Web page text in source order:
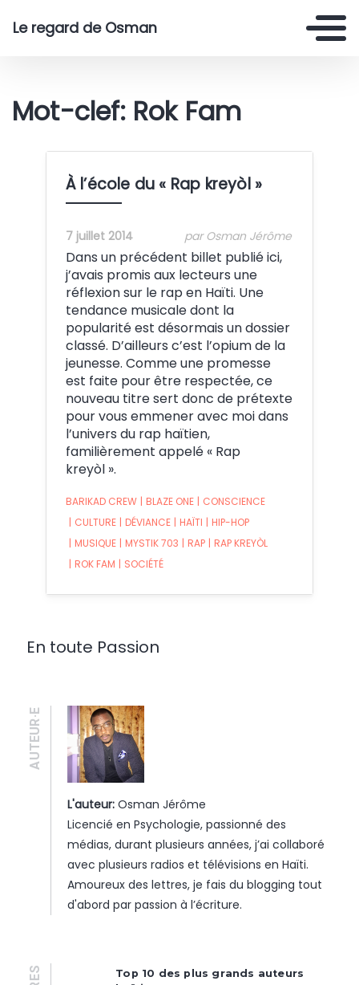
Le regard de Osman
Mot-clef: Rok Fam
À l’école du « Rap kreyòl »
7 juillet 2014 par Osman Jérôme
Dans un précédent billet publié ici,
j’avais promis aux lecteurs une
réflexion sur le rap en Haïti. Une
tendance musicale dont la
popularité est désormais un dossier
classé. D’ailleurs c’est l’opium de la
jeunesse. Comme une promesse
est faite pour être respectée, ce
nouveau titre sert donc de prétexte
pour vous emmener avec moi dans
l’univers du rap haïtien,
familièrement appelé « Rap
kreyòl ».
BARIKAD CREW | BLAZE ONE | CONSCIENCE
| CULTURE | DÉVIANCE | HAÏTI | HIP-HOP
| MUSIQUE | MYSTIK 703 | RAP | RAP KREYÒL
| ROK FAM | SOCIÉTÉ
En toute Passion
AUTEUR·E
L'auteur: Osman Jérôme
Licencié en Psychologie, passionné des
médias, durant plusieurs années, j’ai collaboré
avec plusieurs radios et télévisions en Haïti.
Amoureux des lettres, je fais du blogging tout
d'abord par passion à l’écriture.
Top 10 des plus grands auteurs